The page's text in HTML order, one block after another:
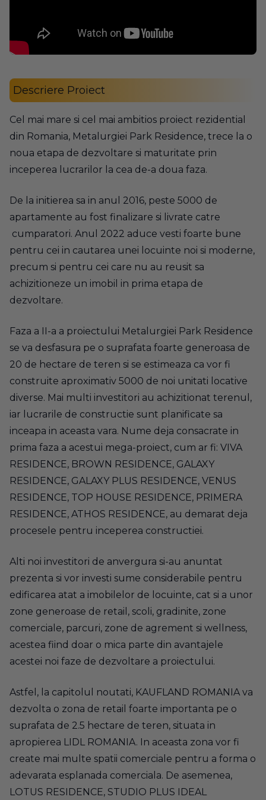
Descriere Proiect
Cel mai mare si cel mai ambitios proiect rezidential
din Romania, Metalurgiei Park Residence, trece la o
noua etapa de dezvoltare si maturitate prin
inceperea lucrarilor la cea de-a doua faza.
De la initierea sa in anul 2016, peste 5000 de
apartamente au fost finalizare si livrate catre
cumparatori. Anul 2022 aduce vesti foarte bune
pentru cei in cautarea unei locuinte noi si moderne,
precum si pentru cei care nu au reusit sa
achizitioneze un imobil in prima etapa de
dezvoltare.
Faza a II-a a proiectului Metalurgiei Park Residence
se va desfasura pe o suprafata foarte generoasa de
20 de hectare de teren si se estimeaza ca vor fi
construite aproximativ 5000 de noi unitati locative
diverse. Mai multi investitori au achizitionat terenul,
iar lucrarile de constructie sunt planificate sa
inceapa in aceasta vara. Nume deja consacrate in
prima faza a acestui mega-proiect, cum ar fi: VIVA
RESIDENCE, BROWN RESIDENCE, GALAXY
RESIDENCE, GALAXY PLUS RESIDENCE, VENUS
RESIDENCE, TOP HOUSE RESIDENCE, PRIMERA
RESIDENCE, ATHOS RESIDENCE, au demarat deja
procesele pentru inceperea constructiei.
Alti noi investitori de anvergura si-au anuntat
prezenta si vor investi sume considerabile pentru
edificarea atat a imobilelor de locuinte, cat si a unor
zone generoase de retail, scoli, gradinite, zone
comerciale, parcuri, zone de agrement si wellness,
acestea fiind doar o mica parte din avantajele
acestei noi faze de dezvoltare a proiectului.
Astfel, la capitolul noutati, KAUFLAND ROMANIA va
dezvolta o zona de retail foarte importanta pe o
suprafata de 2.5 hectare de teren, situata in
apropierea LIDL ROMANIA. In aceasta zona vor fi
create mai multe spatii comerciale pentru a forma o
adevarata esplanada comerciala. De asemenea,
LOTUS RESIDENCE, STUDIO PLUS IDEAL